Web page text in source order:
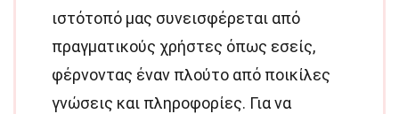
ιστότοπό μας συνεισφέρεται από
πραγματικούς χρήστες όπως εσείς,
φέρνοντας έναν πλούτο από ποικίλες
γνώσεις και πληροφορίες. Για να